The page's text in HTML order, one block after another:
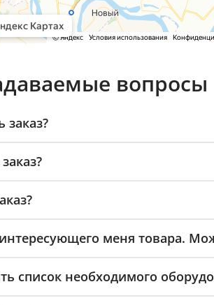
вопросы
заказ?
меня товара.
список необходимого